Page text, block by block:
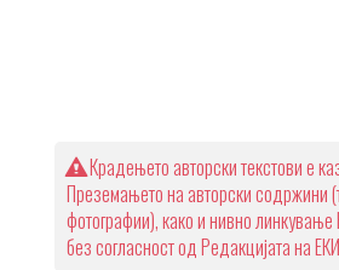
Крадењето авторски текстови е
Преземањето на авторски содржини
фотографии), како и нивно
без согласност од Редакцијата на